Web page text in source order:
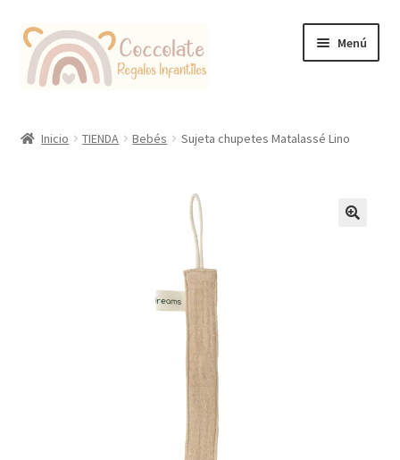
Ir
la
Ir
contenido
Menú
Inicio TIENDA Bebés Sujeta chupetes Matalassé Lino